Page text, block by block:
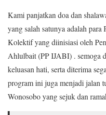
Kami panjatkan doa dan
yang salah satunya adalah
Kolektif yang diinisiasi oleh
Ahlulbait (PP IJABI) . semoga
keluasan hati, serta diterima
program ini juga menjadi jalan
Wonosobo yang sejuk dan